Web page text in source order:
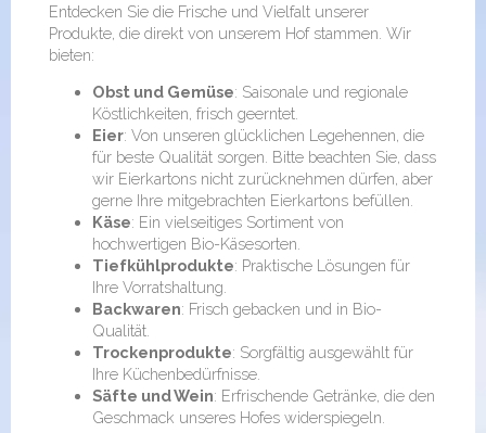
Entdecken Sie die Frische und Vielfalt unserer
Produkte, die direkt von unserem Hof stammen. Wir
bieten:
Obst und Gemüse: Saisonale und regionale
Köstlichkeiten, frisch geerntet.
Eier: Von unseren glücklichen Legehennen, die
für beste Qualität sorgen. Bitte beachten Sie, dass
wir Eierkartons nicht zurücknehmen dürfen, aber
gerne Ihre mitgebrachten Eierkartons befüllen.
Käse: Ein vielseitiges Sortiment von
hochwertigen Bio-Käsesorten.
Tiefkühlprodukte: Praktische Lösungen für
Ihre Vorratshaltung.
Backwaren: Frisch gebacken und in Bio-
Qualität.
Trockenprodukte: Sorgfältig ausgewählt für
Ihre Küchenbedürfnisse.
Säfte und Wein: Erfrischende Getränke, die den
Geschmack unseres Hofes widerspiegeln.